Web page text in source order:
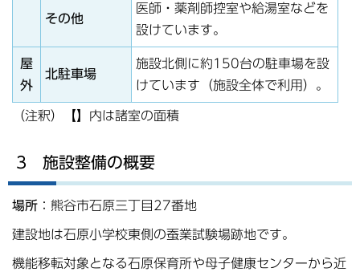
その他
医師・薬剤師控室や給湯室などを
設けています。
屋
外
北駐車場
施設北側に約150台の駐車場を設
けています（施設全体で利用）。
（注釈）【】内は諸室の面積
3 施設整備の概要
場所 ：熊谷市石原三丁目27番地
建設地は石原小学校東側の蚕業試験場跡地です。
機能移転対象となる石原保育所や母子健康センターから近